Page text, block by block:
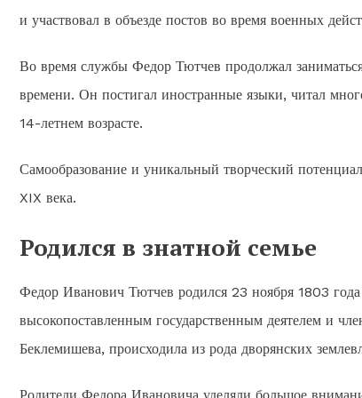
и участвовал в объезде постов во время военных
Во время службы Федор Тютчев продолжал
времени. Он постигал иностранные языки, читал
14-летнем возрасте.
Самообразование и уникальный творческий
XIX века.
Родился в знатной семье
Федор Иванович Тютчев родился 23 ноября 1803
высокопоставленным государственным деятелем и
Беклемишева, происходила из рода дворянских